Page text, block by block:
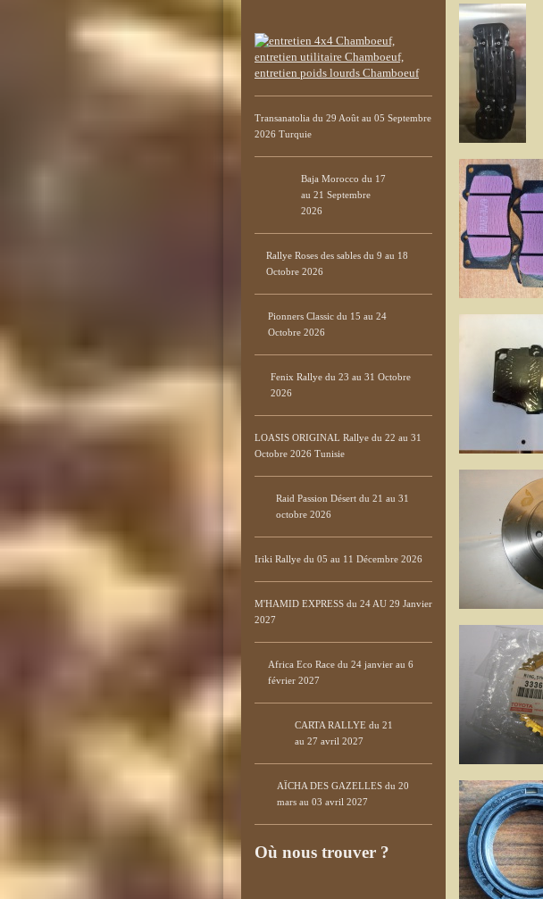
Transanatolia du 29 Août au 05 Septembre
2026 Turquie
Baja Morocco du 17
au 21 Septembre
2026
Rallye Roses des sables du 9 au 18
Octobre 2026
Pionners Classic du 15 au 24
Octobre 2026
Fenix Rallye du 23 au 31 Octobre
2026
LOASIS ORIGINAL Rallye du 22 au 31
Octobre 2026 Tunisie
Raid Passion Désert du 21 au 31
octobre 2026
Iriki Rallye du 05 au 11 Décembre 2026
M'HAMID EXPRESS du 24 AU 29 Janvier
2027
Africa Eco Race du 24 janvier au 6
février 2027
CARTA RALLYE du 21
au 27 avril 2027
AÏCHA DES GAZELLES du 20
mars au 03 avril 2027
Où nous trouver ?